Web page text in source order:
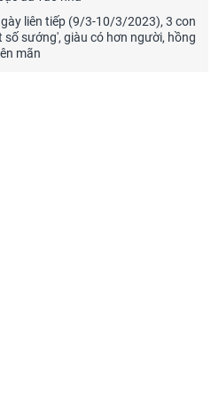
liên tiếp (9/3-10/3/2023), 3 con
sướng', giàu có hơn người, hồng
mãn